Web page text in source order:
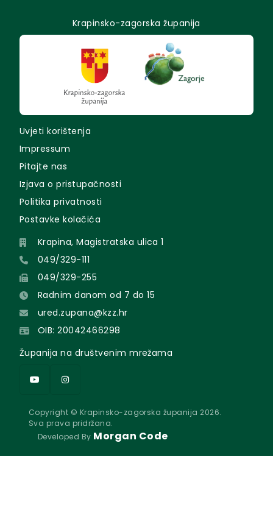
Krapinsko-zagorska županija
Uvjeti korištenja
Impressum
Pitajte nas
Izjava o pristupačnosti
Politika privatnosti
Postavke kolačića
Krapina, Magistratska ulica 1
049/329-111
049/329-255
Radnim danom od 7 do 15
ured.zupana@kzz.hr
OIB: 20042466298
Županija na društvenim mrežama
Copyright © Krapinsko-zagorska županija 2026.
Sva prava pridržana.
Developed By Morgan Code